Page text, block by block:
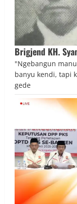
Brigjend KH.
"Ngebangun
banyu kendi, tapi
gede